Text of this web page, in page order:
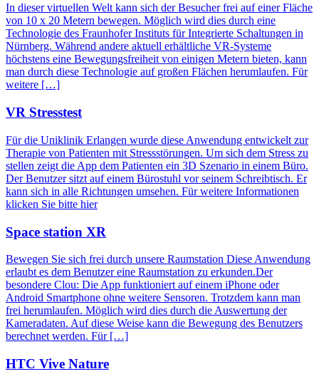
In dieser virtuellen Welt kann sich der Besucher frei auf einer Fläche
von 10 x 20 Metern bewegen. Möglich wird dies durch eine
Technologie des Fraunhofer Instituts für Integrierte Schaltungen in
Nürnberg. Während andere aktuell erhältliche VR-Systeme
höchstens eine Bewegungsfreiheit von einigen Metern bieten, kann
man durch diese Technologie auf großen Flächen herumlaufen. Für
weitere […]
VR Stresstest
Für die Uniklinik Erlangen wurde diese Anwendung entwickelt zur
Therapie von Patienten mit Stressstörungen. Um sich dem Stress zu
stellen zeigt die App dem Patienten ein 3D Szenario in einem Büro.
Der Benutzer sitzt auf einem Bürostuhl vor seinem Schreibtisch. Er
kann sich in alle Richtungen umsehen. Für weitere Informationen
klicken Sie bitte hier
Space station XR
Bewegen Sie sich frei durch unsere Raumstation Diese Anwendung
erlaubt es dem Benutzer eine Raumstation zu erkunden.Der
besondere Clou: Die App funktioniert auf einem iPhone oder
Android Smartphone ohne weitere Sensoren. Trotzdem kann man
frei herumlaufen. Möglich wird dies durch die Auswertung der
Kameradaten. Auf diese Weise kann die Bewegung des Benutzers
berechnet werden. Für […]
HTC Vive Nature